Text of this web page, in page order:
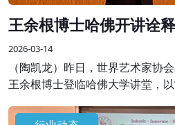
王余根博士哈佛开讲诠
2026-03-14
（陶凯龙）昨日，世界艺术家协
王余根博士登临哈佛大学讲堂，
和平的美学思想融于一堂，为全